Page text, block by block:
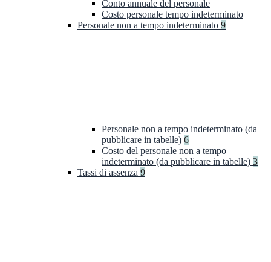
Conto annuale del personale
Costo personale tempo indeterminato
Personale non a tempo indeterminato 9
Personale non a tempo indeterminato (da
pubblicare in tabelle) 6
Costo del personale non a tempo
indeterminato (da pubblicare in tabelle) 3
Tassi di assenza 9